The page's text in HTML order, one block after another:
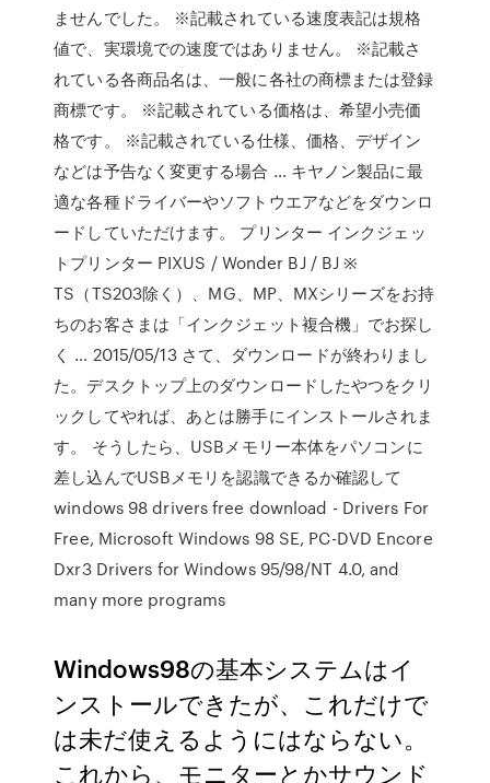
ませんでした。 ※記載されている速度表記は規格
値で、実環境での速度ではありません。 ※記載さ
れている各商品名は、一般に各社の商標または登録
商標です。 ※記載されている価格は、希望小売価
格です。 ※記載されている仕様、価格、デザイン
などは予告なく変更する場合 … キヤノン製品に最
適な各種ドライバーやソフトウエアなどをダウンロ
ードしていただけます。 プリンター インクジェッ
トプリンター PIXUS / Wonder BJ / BJ ※
TS（TS203除く）、MG、MP、MXシリーズをお持
ちのお客さまは「インクジェット複合機」でお探し
く … 2015/05/13 さて、ダウンロードが終わりまし
た。デスクトップ上のダウンロードしたやつをクリ
ックしてやれば、あとは勝手にインストールされま
す。 そうしたら、USBメモリー本体をパソコンに
差し込んでUSBメモリを認識できるか確認して
windows 98 drivers free download - Drivers For
Free, Microsoft Windows 98 SE, PC-DVD Encore
Dxr3 Drivers for Windows 95/98/NT 4.0, and
many more programs
Windows98の基本システムはイ
ンストールできたが、これだけで
は未だ使えるようにはならない。
これから、モニターとかサウンド